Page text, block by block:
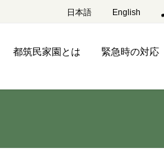
日本語 English
都筑民家園とは 緊急時の対応